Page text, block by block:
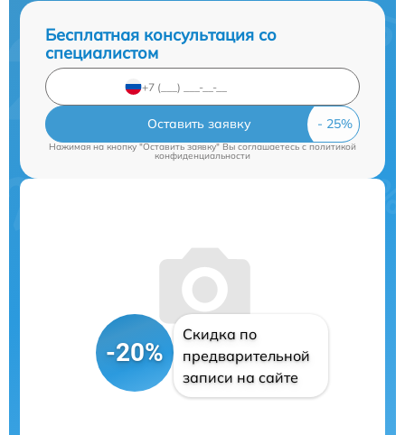
Бесплатная консультация со
специалистом
Оставить заявку
Нажимая на кнопку "Оставить заявку" Вы соглашаетесь c политикой
конфиденциальности
-20%
Скидка по
предварительной
записи на сайте